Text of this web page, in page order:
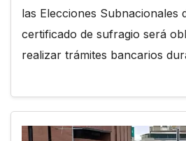
las Elecciones Subnacionales
certificado de sufragio será
realizar trámites bancarios